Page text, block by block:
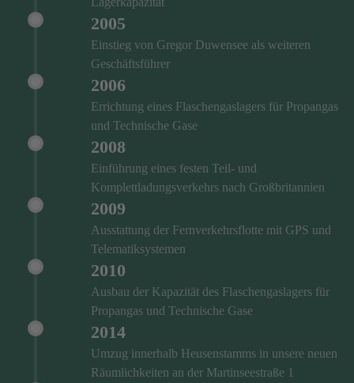
2005
Einstieg von Gregor Duwensee als weiteren
Geschäftsführer
2006
Errichtung eines Flaschengaslagers für Propangas
und Technische Gase
2008
Einführung eines festen Teil- und
Komplettladungsverkehrs nach Großbritannien
2009
Ausstattung der Fernverkehrsflotte mit GPS und
Telematiksystemen
2010
Ausbau der Kapazität des Flaschengaslagers für
Propangas und Technische Gase
2014
Umzug innerhalb Heusenstamms in unsere neuen
Räumlichkeiten an der Martinseestraße 1